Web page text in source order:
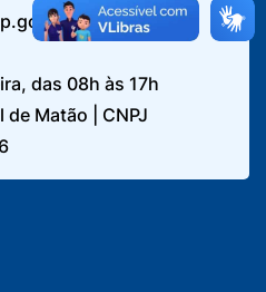
das 08h às 17h
Matão | CNPJ